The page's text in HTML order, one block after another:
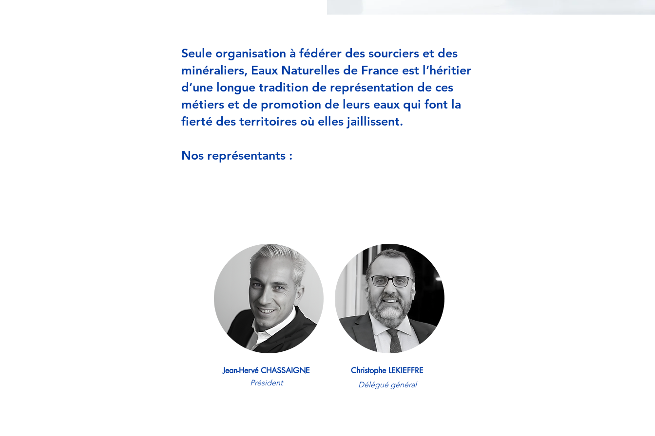
Seule organisation à fédérer des sourciers et des
minéraliers, Eaux Naturelles de France est l’héritier
d’une longue tradition de représentation de ces
métiers et de promotion de leurs eaux qui font la
fierté des territoires où elles jaillissent.
Nos représentants :
Jean-Hervé CHASSAIGNE
Président
Christophe LEKIEFFRE
Délégué général